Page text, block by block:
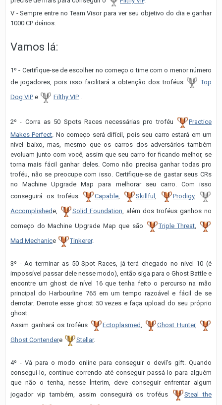
V - Sempre entre no Team Visor para ver seu objetivo do dia e ganhar
1000 CP diários.
Vamos lá:
1º - Cer tifique-se de escolher no começo o time com o menor número
de jogadores, pois isso facilitará a obtenção dos troféus
Top
Dog VIP e Filthy VIP .
2º - Corra as 50 Spots Races necessárias pro troféu
Practice
Makes Perfect. No começo será difícil, pois seu carro estará em um
nível baixo, mas, mesmo que os carros dos adversários também
evoluam junto com você, assim que seu carro for ficando melhor, se
torna mais fácil ganhar deles. Como não precisa ganhar todas pro
troféu, não se preocupe com isso. Certifique-se de gastar seus CRs
no Machine Upgrade Map para melhorar seu carro. Com isso
conseguirá os troféus
Capable, Skillful , Prodigy,
Accomplishede, Solid Foundation, além dos troféus ganhos no
começo do Machine Upgrade Map que são
Triple Threat,
Mad Mechanice Tinkerer.
3º - Ao terminar as 50 Spot Races, já terá chegado no nível 10 (é
impossível passar dele nesse modo), então siga para o Ghost Battle e
encontre um ghost de nível 16 que tenha feito o percurso na mão
principal do Harbourline 765 em um tempo razoável e fácil de se
derrotar. Derrote esse ghost 50 vezes e faça upload do seu próprio
ghost.
Assim ganhará os troféus
Ectoplasmed, Ghost Hunter,
Ghost Contendere Stellar.
4º - Vá para o modo online para conseguir o devil's gift. Quando
consegui-lo, continue correndo até conseguir passá-lo para alguém
que não o tenha, nesse Ínterim, deve conseguir enfrentar algum
jogador vip também, assim conseguirá os troféus
Steal the